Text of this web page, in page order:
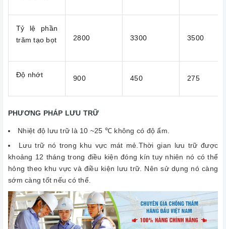
Tỷ lệ phần
trăm tạo bọt
2800 3300 3500
Độ nhớt 900 450 275
PHƯƠNG PHÁP LƯU TRỮ
Nhiệt độ lưu trữ là 10 ~25 ℃ không có độ ẩm.
Lưu trữ nó trong khu vực mát mẻ.Thời gian lưu trữ được
khoảng 12 tháng trong điều kiện đóng kín tuy nhiên nó có thể
hỏng theo khu vực và điều kiện lưu trữ. Nên sử dụng nó càng
sớm càng tốt nếu có thể.